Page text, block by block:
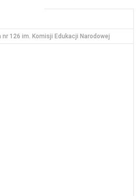
nr 126 im. Komisji Edukacji Narodowej